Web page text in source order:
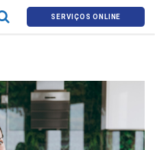
SERVIÇOS ONLINE